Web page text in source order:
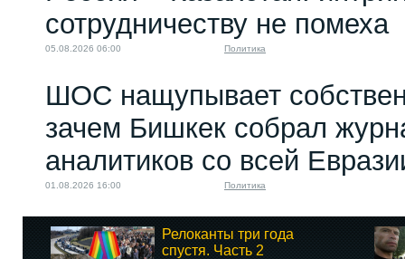
сотрудничеству не помеха
05.08.2026 06:00 Политика
ШОС нащупывает
зачем Бишкек собрал
аналитиков со всей
01.08.2026 16:00 Политика
Релоканты три года
спустя. Часть 2